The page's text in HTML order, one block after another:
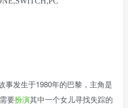
事发生于1980年的巴黎，主角是
要扮演其中一个女儿寻找失踪的